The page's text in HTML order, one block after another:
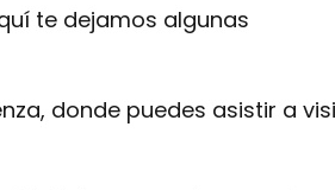
te dejamos algunas
donde puedes asistir a